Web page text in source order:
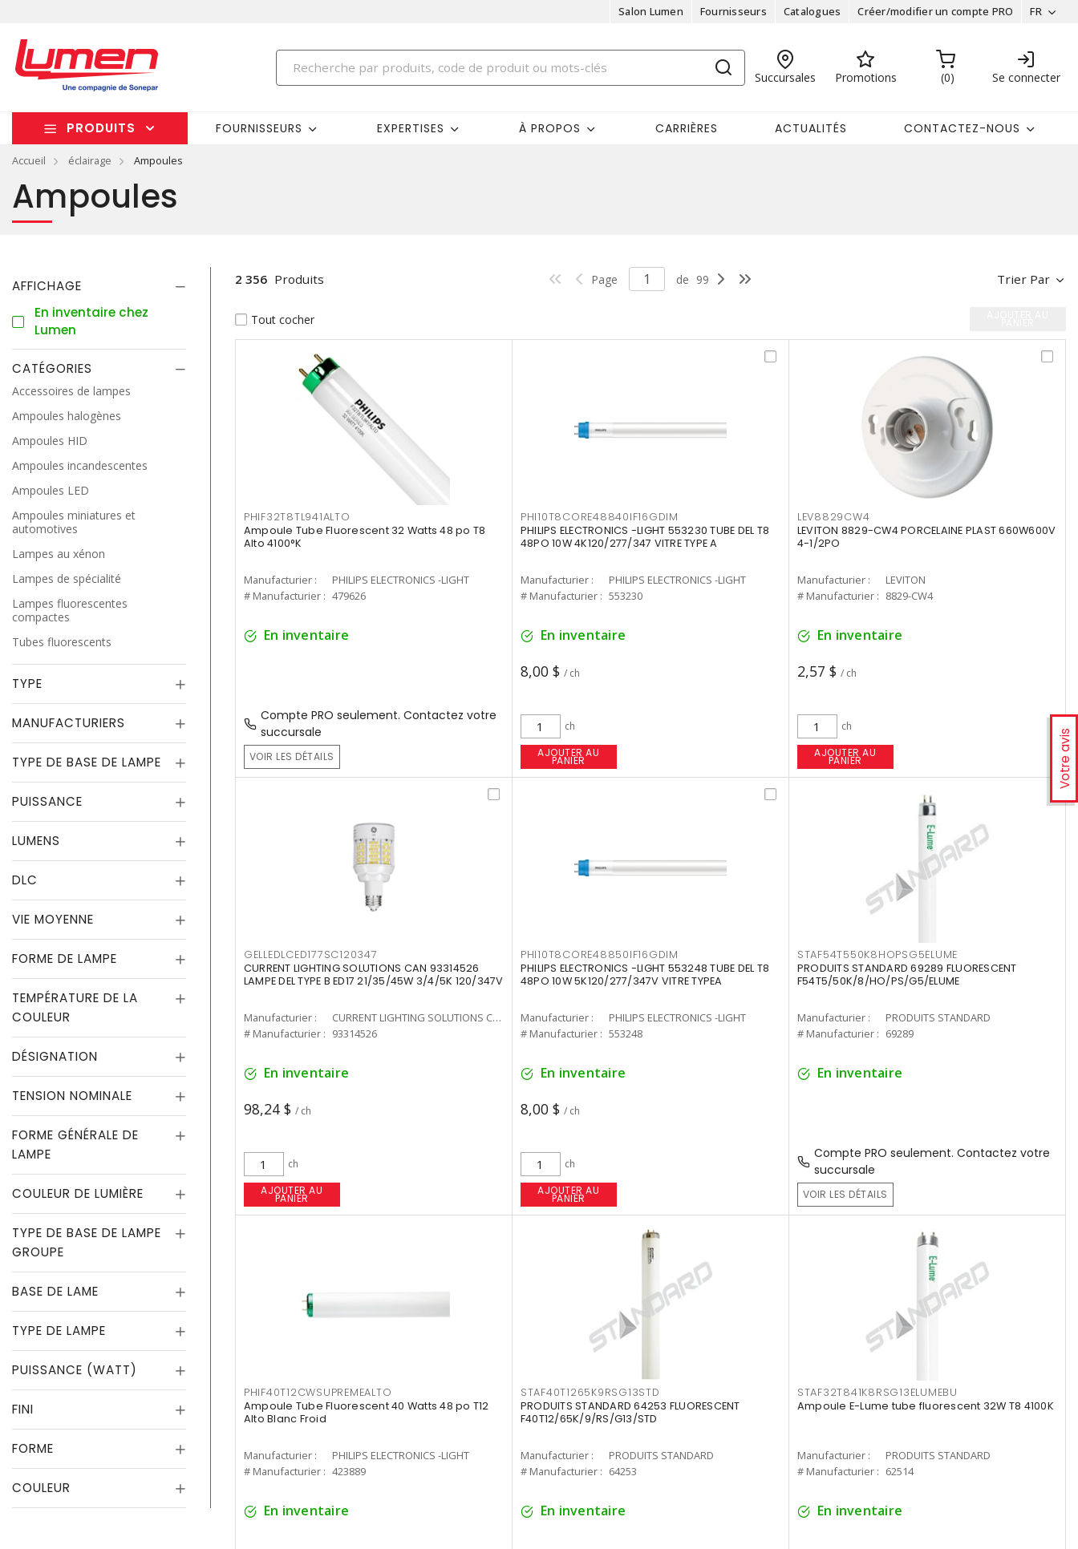
Salon Lumen Fournisseurs Catalogues Créer/modifier un compte PRO FR
Succursales Promotions 0 Se connecter
PRODUITS FOURNISSEURS EXPERTISES À PROPOS CARRIÈRES ACTUALITÉS CONTACTEZ-NOUS
Accueil éclairage Ampoules
Votre avis
Ampoules
AFFICHAGE
En inventaire chez
Lumen
CATÉGORIES
Accessoires de lampes
Ampoules halogènes
Ampoules HID
Ampoules incandescentes
Ampoules LED
Ampoules miniatures et
automotives
Lampes au xénon
Lampes de spécialité
Lampes fluorescentes
compactes
Tubes fluorescents
TYPE
MANUFACTURIERS
TYPE DE BASE DE LAMPE
PUISSANCE
LUMENS
DLC
VIE MOYENNE
FORME DE LAMPE
TEMPÉRATURE DE LA
COULEUR
DÉSIGNATION
TENSION NOMINALE
FORME GÉNÉRALE DE
LAMPE
COULEUR DE LUMIÈRE
TYPE DE BASE DE LAMPE
GROUPE
BASE DE LAME
TYPE DE LAMPE
PUISSANCE (WATT)
FINI
FORME
COULEUR
Trier Par
2 356 Produits Page de 99
Tout cocher
PHIF32T8TL941ALTO
Ampoule Tube Fluorescent 32 Watts 48 po T8
Alto 4100°K
Manufacturier :
PHILIPS ELECTRONICS -LIGHT
# Manufacturier : 479626
En inventaire
Compte PRO seulement. Contactez votre
succursale
VOIR LES DÉTAILS
PHI10T8CORE48840IF16GDIM
PHILIPS ELECTRONICS -LIGHT 553230 TUBE DEL T8
48PO 10W 4K120/277/347 VITRE TYPE A
Manufacturier :
PHILIPS ELECTRONICS -LIGHT
# Manufacturier : 553230
En inventaire
8,00 $ / ch
ch
AJOUTER AU
PANIER
LEV8829CW4
LEVITON 8829-CW4 PORCELAINE PLAST 660W600V
4-1/2PO
Manufacturier :
LEVITON
# Manufacturier : 8829-CW4
En inventaire
2,57 $ / ch
ch
AJOUTER AU
PANIER
GELLEDLCED177SC120347
CURRENT LIGHTING SOLUTIONS CAN 93314526
LAMPE DEL TYPE B ED17 21/35/45W 3/4/5K 120/347V
Manufacturier :
CURRENT LIGHTING SOLUTIONS CAN
# Manufacturier : 93314526
En inventaire
98,24 $ / ch
ch
AJOUTER AU
PANIER
PHI10T8CORE48850IF16GDIM
PHILIPS ELECTRONICS -LIGHT 553248 TUBE DEL T8
48PO 10W 5K120/277/347V VITRE TYPEA
Manufacturier :
PHILIPS ELECTRONICS -LIGHT
# Manufacturier : 553248
En inventaire
8,00 $ / ch
ch
AJOUTER AU
PANIER
STAF54T550K8HOPSG5ELUME
PRODUITS STANDARD 69289 FLUORESCENT
F54T5/50K/8/HO/PS/G5/ELUME
Manufacturier :
PRODUITS STANDARD
# Manufacturier : 69289
En inventaire
Compte PRO seulement. Contactez votre
succursale
VOIR LES DÉTAILS
PHIF40T12CWSUPREMEALTO
Ampoule Tube Fluorescent 40 Watts 48 po T12
Alto Blanc Froid
Manufacturier :
PHILIPS ELECTRONICS -LIGHT
# Manufacturier : 423889
En inventaire
STAF40T1265K9RSG13STD
PRODUITS STANDARD 64253 FLUORESCENT
F40T12/65K/9/RS/G13/STD
Manufacturier :
PRODUITS STANDARD
# Manufacturier : 64253
En inventaire
STAF32T841K8RSG13ELUMEBU
Ampoule E-Lume tube fluorescent 32W T8 4100K
Manufacturier :
PRODUITS STANDARD
# Manufacturier : 62514
En inventaire